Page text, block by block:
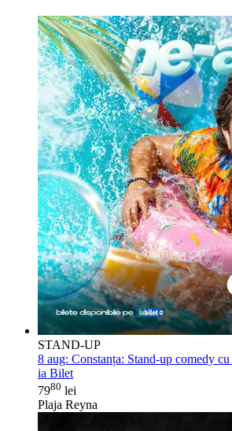
STAND-UP
8 aug: Constanța: Stand-up comedy cu
ia Bilet
7980 lei
Plaja Reyna